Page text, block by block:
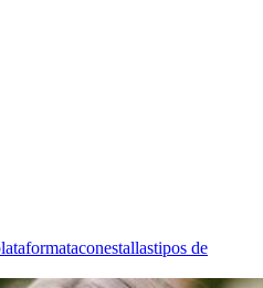
taconestallastipos de